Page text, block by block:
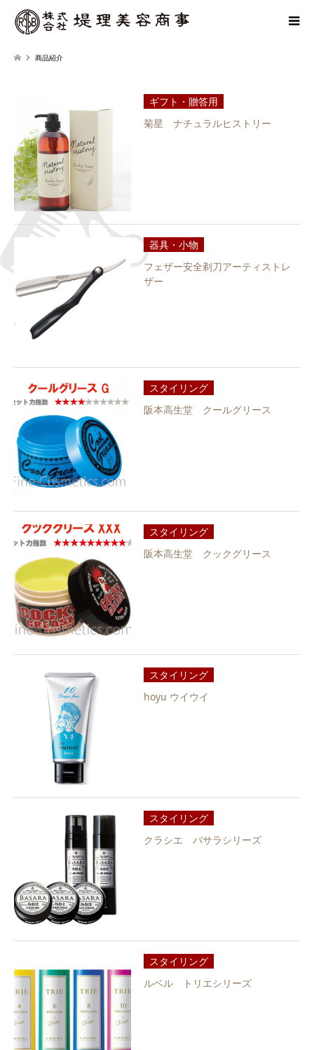
商品紹介
ギフト・贈答用
菊星 ナチュラルヒストリー
器具・小物
フェザー安全剃刀アーティストレ
ザー
スタイリング
阪本高生堂 クールグリース
スタイリング
阪本高生堂 クックグリース
スタイリング
hoyu ウイウイ
スタイリング
クラシエ バサラシリーズ
スタイリング
ルベル トリエシリーズ